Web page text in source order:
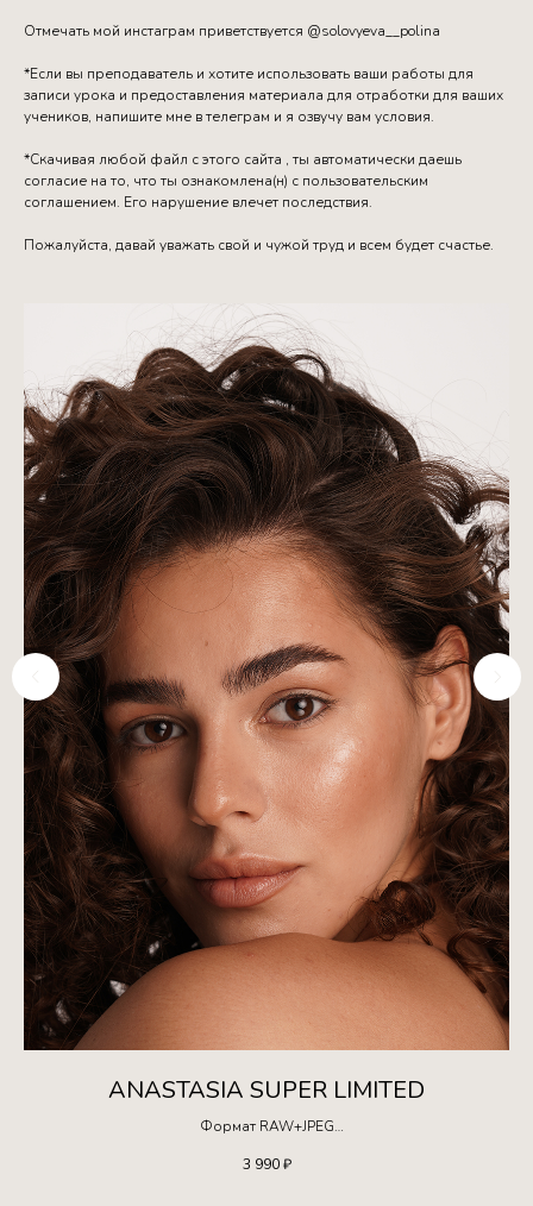
Отмечать мой инстаграм приветствуется @solovyeva__polina
*Если вы преподаватель и хотите использовать ваши работы для
записи урока и предоставления материала для отработки для ваших
учеников, напишите мне в телеграм и я озвучу вам условия.
*Скачивая любой файл с этого сайта , ты автоматически даешь
согласие на то, что ты ознакомлена(н) с пользовательским
соглашением. Его нарушение влечет последствия.
Пожалуйста, давай уважать свой и чужой труд и всем будет счастье.
ANASTASIA SUPER LIMITED
Формат RAW+JPEG
Доступна для покупки только 10 раз
3 990 ₽